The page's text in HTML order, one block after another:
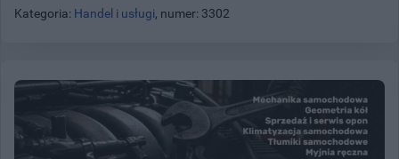
Kategoria: Handel i usługi, numer: 3302